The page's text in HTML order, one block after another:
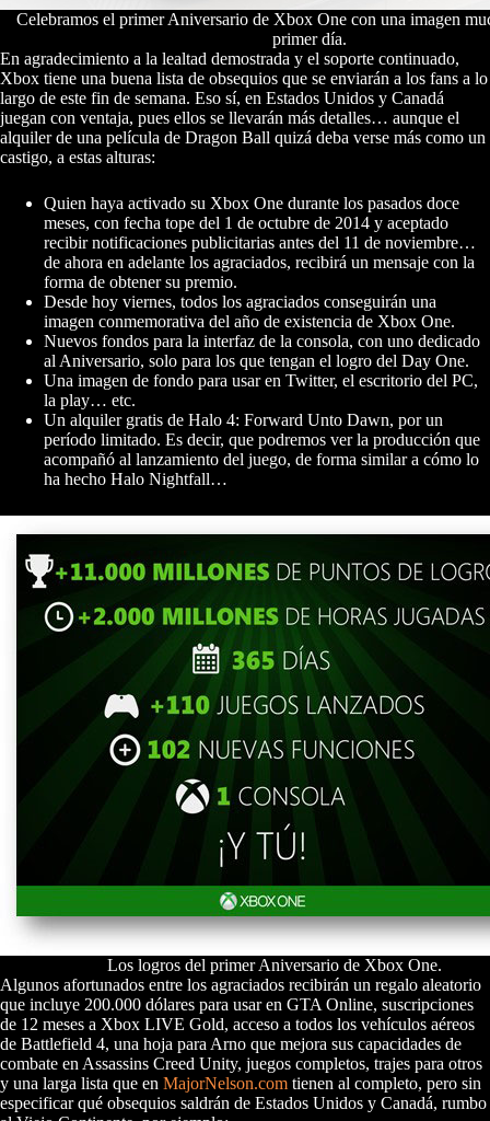
Celebramos el primer Aniversario de Xbox One con una imagen
primer día.
En agradecimiento a la lealtad demostrada y el soporte continuado,
Xbox tiene una buena lista de obsequios que se enviarán a los fans a lo
largo de este fin de semana. Eso sí, en Estados Unidos y Canadá
juegan con ventaja, pues ellos se llevarán más detalles… aunque el
alquiler de una película de Dragon Ball quizá deba verse más como un
castigo, a estas alturas:
Quien haya activado su Xbox One durante los pasados doce
meses, con fecha tope del 1 de octubre de 2014 y aceptado
recibir notificaciones publicitarias antes del 11 de noviembre…
de ahora en adelante los agraciados, recibirá un mensaje con la
forma de obtener su premio.
Desde hoy viernes, todos los agraciados conseguirán una
imagen conmemorativa del año de existencia de Xbox One.
Nuevos fondos para la interfaz de la consola, con uno dedicado
al Aniversario, solo para los que tengan el logro del Day One.
Una imagen de fondo para usar en Twitter, el escritorio del PC,
la play… etc.
Un alquiler gratis de Halo 4: Forward Unto Dawn, por un
período limitado. Es decir, que podremos ver la producción que
acompañó al lanzamiento del juego, de forma similar a cómo lo
ha hecho Halo Nightfall…
Los logros del primer Aniversario de Xbox One.
Algunos afortunados entre los agraciados recibirán un regalo aleatorio
que incluye 200.000 dólares para usar en GTA Online, suscripciones
de 12 meses a Xbox LIVE Gold, acceso a todos los vehículos aéreos
de Battlefield 4, una hoja para Arno que mejora sus capacidades de
combate en Assassins Creed Unity, juegos completos, trajes para otros
y una larga lista que en MajorNelson.com tienen al completo, pero sin
especificar qué obsequios saldrán de Estados Unidos y Canadá, rumbo